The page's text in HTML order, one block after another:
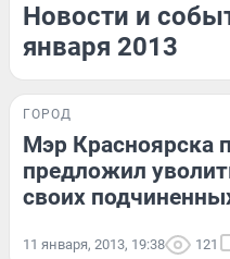
Новости и
января 2013
ГОРОД
Мэр Красноярска
предложил
своих
11 января, 2013, 19:38 121